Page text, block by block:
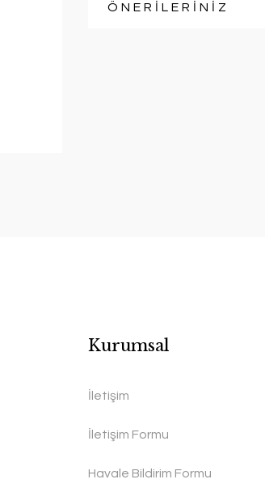
ÖNERİLERİNİZ
Kurumsal
İletişim
İletişim Formu
Havale Bildirim Formu